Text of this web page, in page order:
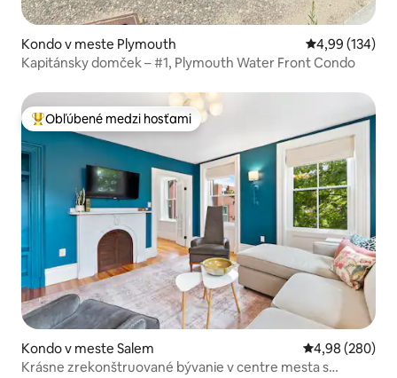
Kondo v meste Plymouth Priemerné
4,99 (134)
Kapitánsky domček – #1, Plymouth Water Front Condo
Najobľúbenejšie medzi hosťami
Obľúbené medzi hosťami
Kondo v meste Salem Priemerné
4,98 (280)
Krásne zrekonštruované bývanie v centre mesta s